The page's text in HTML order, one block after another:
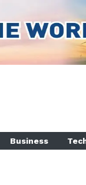
Business